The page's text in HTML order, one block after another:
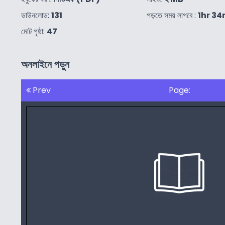
ডাউনলোড: 131
মোট পৃষ্ঠা: 47
পড়তে সময় লাগবে : 1hr
অনলাইনে পড়ুন
Prev Page: